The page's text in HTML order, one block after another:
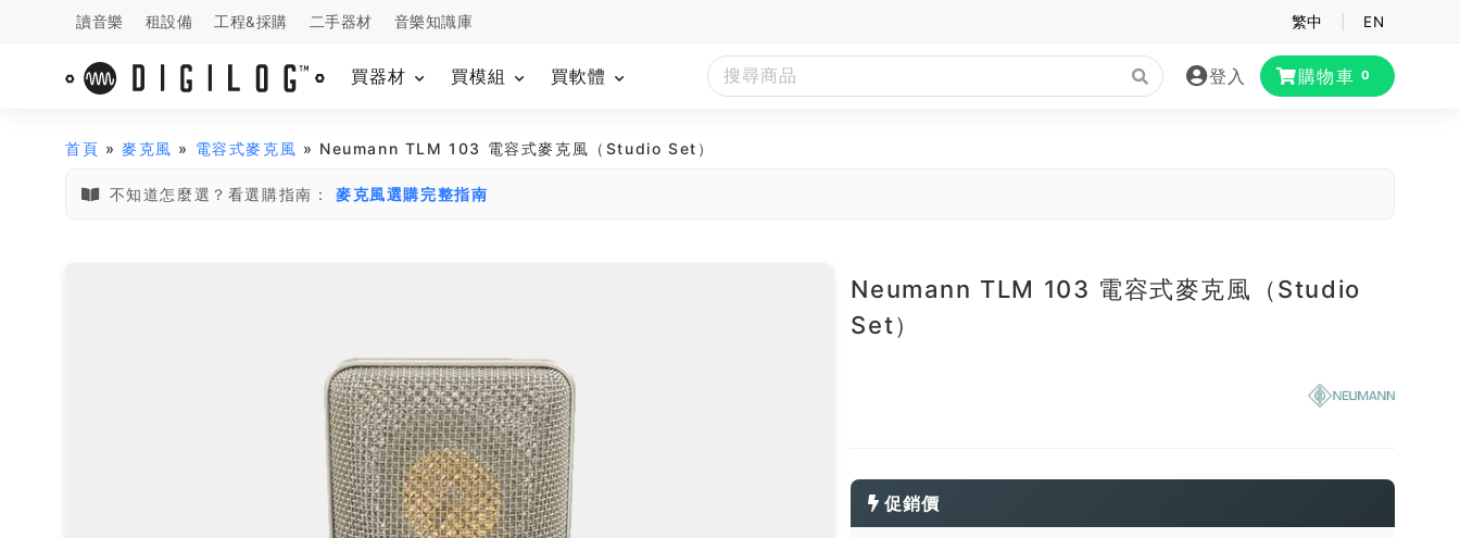
讀音樂 租設備 工程&採購 二手器材 音樂知識庫 繁中 EN
買器材 買模組 買軟體 登入 購物車 0
首頁 »麥克風 » 電容式麥克風 » Neumann TLM 103 電容式麥克風（Studio Set）
不知道怎麼選？看選購指南： 麥克風選購完整指南
Neumann TLM 103 電容式麥克風（Studio
Set）
促銷價